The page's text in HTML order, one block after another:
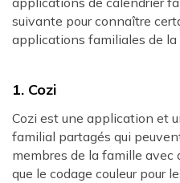
suivante pour connaître
applications familiales de
1. Cozi
Cozi est une application et
familial partagés qui
membres de la famille
que le codage couleur pour